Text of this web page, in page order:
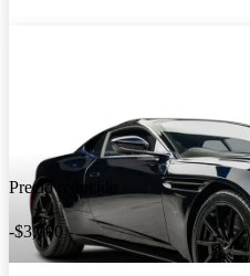
Precio reducido
-$3,000